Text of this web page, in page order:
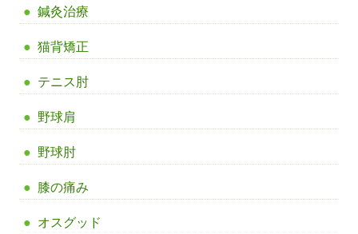
鍼灸治療
猫背矯正
テニス肘
野球肩
野球肘
膝の痛み
オスグッド